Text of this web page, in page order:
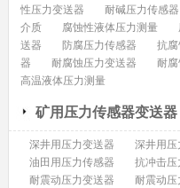
性压力变送器
耐碱压力传感器
介质
腐蚀性液体压力测量
送器
防腐压力传感器 抗
器
耐腐蚀压力变送器 耐
高温液体压力测量
矿用压力传感器变送器
深井用压力变送器 深井用压
油田用压力传感器
抗冲击压
耐震动压力变送器
耐震动压